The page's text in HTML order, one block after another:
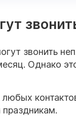
звонить
Однако